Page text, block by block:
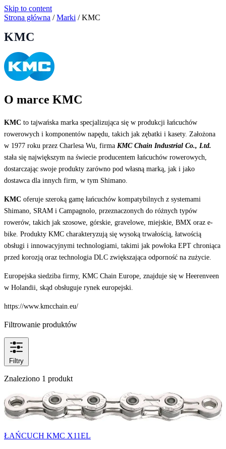
Skip to content
Strona główna / Marki / KMC
KMC
O marce KMC
KMC to tajwańska marka specjalizująca się w produkcji łańcuchów
rowerowych i komponentów napędu, takich jak zębatki i kasety. Założona
w 1977 roku przez Charlesa Wu, firma KMC Chain Industrial Co., Ltd.
stała się największym na świecie producentem łańcuchów rowerowych,
dostarczając swoje produkty zarówno pod własną marką, jak i jako
dostawca dla innych firm, w tym Shimano
KMC oferuje szeroką gamę łańcuchów kompatybilnych z systemami
Shimano, SRAM i Campagnolo, przeznaczonych do różnych typów
rowerów, takich jak szosowe, górskie, gravelowe, miejskie, BMX oraz e-
bike Produkty KMC charakteryzują się wysoką trwałością, łatwością
obsługi i innowacyjnymi technologiami, takimi jak powłoka EPT chroniąca
przed korozją oraz technologia DLC zwiększająca odporność na zużycie
Europejska siedziba firmy, KMC Chain Europe, znajduje się w Heerenveen
w Holandii, skąd obsługuje rynek europejski.
https://www.kmcchain.eu/
Filtrowanie produktów
Filtry
Znaleziono 1 produkt
ŁAŃCUCH KMC X11EL